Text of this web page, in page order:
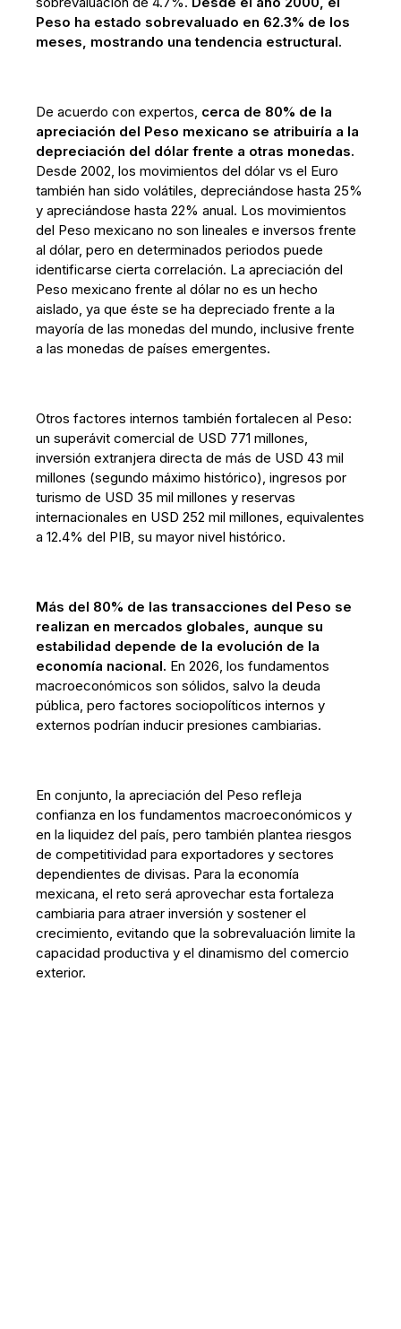
Peso ha estado sobrevaluado en 62.3% de los
meses, mostrando una tendencia estructural.
De acuerdo con expertos, cerca de 80% de la
apreciación del Peso mexicano se atribuiría a la
depreciación del dólar frente a otras monedas.
Desde 2002, los movimientos del dólar vs el Euro
también han sido volátiles, depreciándose hasta 25%
y apreciándose hasta 22% anual. Los movimientos
del Peso mexicano no son lineales e inversos frente
al dólar, pero en determinados periodos puede
identificarse cierta correlación. La apreciación del
Peso mexicano frente al dólar no es un hecho
aislado, ya que éste se ha depreciado frente a la
mayoría de las monedas del mundo, inclusive frente
a las monedas de países emergentes.
Otros factores internos también fortalecen al Peso:
un superávit comercial de USD 771 millones,
inversión extranjera directa de más de USD 43 mil
millones (segundo máximo histórico), ingresos por
turismo de USD 35 mil millones y reservas
internacionales en USD 252 mil millones, equivalentes
a 12.4% del PIB, su mayor nivel histórico.
Más del 80% de las transacciones del Peso se
realizan en mercados globales, aunque su
estabilidad depende de la evolución de la
economía nacional. En 2026, los fundamentos
macroeconómicos son sólidos, salvo la deuda
pública, pero factores sociopolíticos internos y
externos podrían inducir presiones cambiarias.
En conjunto, la apreciación del Peso refleja
confianza en los fundamentos macroeconómicos y
en la liquidez del país, pero también plantea riesgos
de competitividad para exportadores y sectores
dependientes de divisas. Para la economía
mexicana, el reto será aprovechar esta fortaleza
cambiaria para atraer inversión y sostener el
crecimiento, evitando que la sobrevaluación limite la
capacidad productiva y el dinamismo del comercio
exterior.